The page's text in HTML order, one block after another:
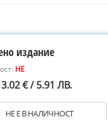
издание
НЕ
€ / 5.91 ЛВ.
НЕ Е В НАЛИЧНОСТ